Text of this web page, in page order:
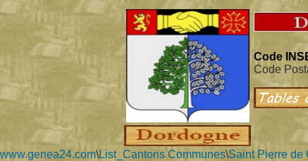
Code
Code
www.genea24.com\List_Cantons Communes\Saint Pierre de